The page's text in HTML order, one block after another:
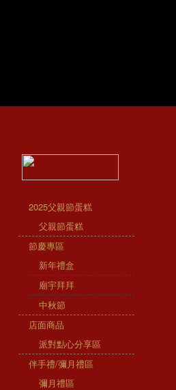
2025父親節蛋糕
父親節蛋糕
節慶專區
新年禮盒
廟宇拜拜
中秋節
店面商品
派對點心分享區
伴手禮/彌月禮區
彌月禮區